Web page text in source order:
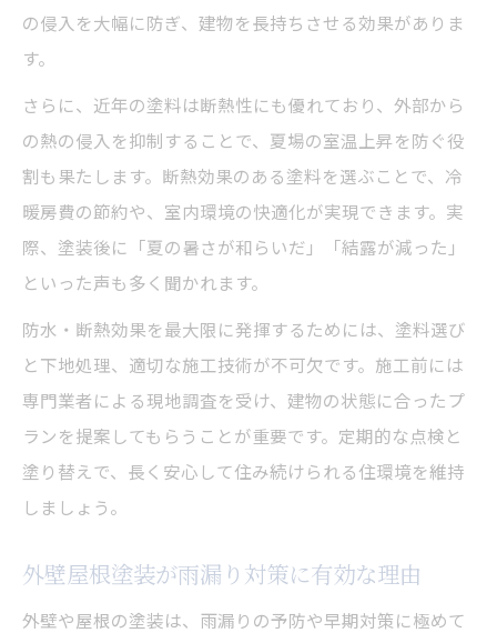
の侵入を大幅に防ぎ、建物を長持ちさせる効果がありま
す。
さらに、近年の塗料は断熱性にも優れており、外部から
の熱の侵入を抑制することで、夏場の室温上昇を防ぐ役
割も果たします。断熱効果のある塗料を選ぶことで、冷
暖房費の節約や、室内環境の快適化が実現できます。実
際、塗装後に「夏の暑さが和らいだ」「結露が減った」
といった声も多く聞かれます。
防水・断熱効果を最大限に発揮するためには、塗料選び
と下地処理、適切な施工技術が不可欠です。施工前には
専門業者による現地調査を受け、建物の状態に合ったプ
ランを提案してもらうことが重要です。定期的な点検と
塗り替えで、長く安心して住み続けられる住環境を維持
しましょう。
外壁屋根塗装が雨漏り対策に有効な理由
外壁や屋根の塗装は、雨漏りの予防や早期対策に極めて